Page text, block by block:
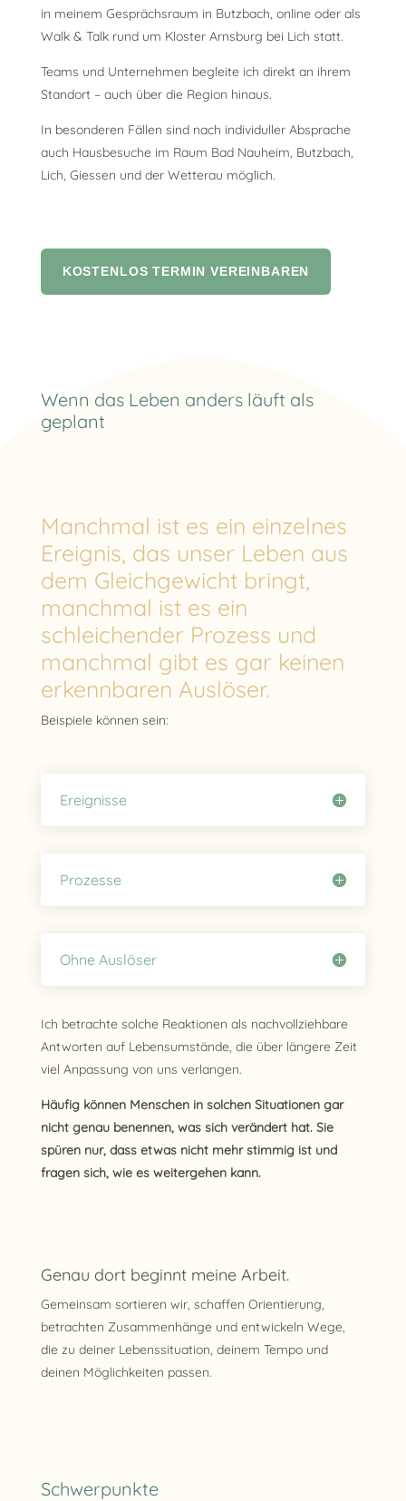
in meinem Gesprächsraum in Butzbach, online oder als
Walk & Talk rund um Kloster Arnsburg bei Lich statt.
Teams und Unternehmen begleite ich direkt an ihrem
Standort – auch über die Region hinaus.
In besonderen Fällen sind nach individuller Absprache
auch Hausbesuche im Raum Bad Nauheim, Butzbach,
Lich, Giessen und der Wetterau möglich.
KOSTENLOS TERMIN VEREINBAREN
Wenn das Leben anders läuft als
geplant
Manchmal ist es ein einzelnes
Ereignis, das unser Leben aus
dem Gleichgewicht bringt,
manchmal ist es ein
schleichender Prozess und
manchmal gibt es gar keinen
erkennbaren Auslöser.
Beispiele können sein:
Ereignisse
Prozesse
Ohne Auslöser
Ich betrachte solche Reaktionen als nachvollziehbare
Antworten auf Lebensumstände, die über längere Zeit
viel Anpassung von uns verlangen.
Häufig können Menschen in solchen Situationen gar
nicht genau benennen, was sich verändert hat. Sie
spüren nur, dass etwas nicht mehr stimmig ist und
fragen sich, wie es weitergehen kann.
Genau dort beginnt meine Arbeit.
Gemeinsam sortieren wir, schaffen Orientierung,
betrachten Zusammenhänge und entwickeln Wege,
die zu deiner Lebenssituation, deinem Tempo und
deinen Möglichkeiten passen.
Schwerpunkte